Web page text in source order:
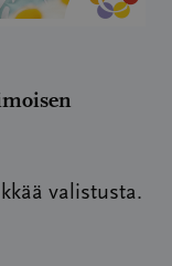
valistusta.